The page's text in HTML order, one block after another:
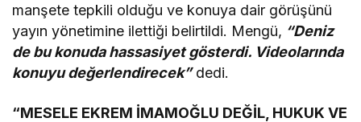
manşete tepkili olduğu ve konuya dair görüşünü
yayın yönetimine ilettiği belirtildi. Mengü, “Deniz
de bu konuda hassasiyet gösterdi. Videolarında
konuyu değerlendirecek”dedi.
“MESELE EKREM İMAMOĞLU DEĞİL, HUKUK VE